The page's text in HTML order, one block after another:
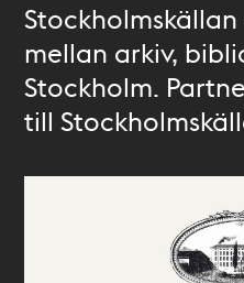
mellan arkiv,
Stockholm.
till